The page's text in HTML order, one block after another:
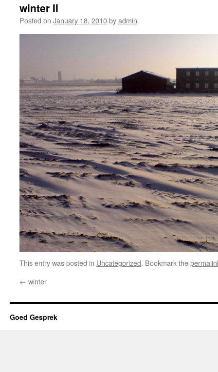
winter II
Posted on January 18, 2010byadmin
This entry was posted in Uncategorized. Bookmark the
← winter
Goed Gesprek